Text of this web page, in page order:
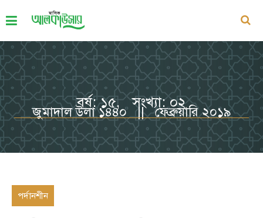
বর্ষ: ১৫, সংখ্যা: ০২
জুমাদাল উলা ১৪৪০ || ফেব্রুয়ারি ২০১৯
পর্দানশীন